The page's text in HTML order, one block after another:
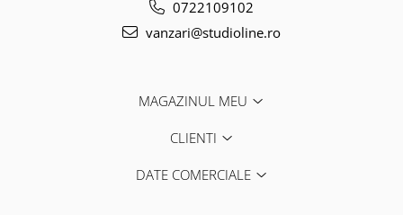
0722109102
vanzari@studioline.ro
MAGAZINUL MEU
CLIENTI
DATE COMERCIALE